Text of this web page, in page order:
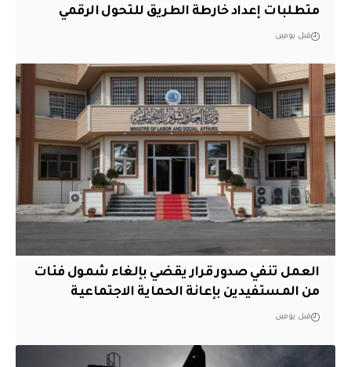
متطلبات إعداد خارطة الطريق للتحول الرقمي
قبل يومين
العمل تنفي صدور قرار يقضي بإلغاء شمول فئات
من المستفيدين بإعانة الحماية الاجتماعية
قبل يومين